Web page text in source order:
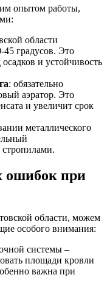
опытом работы,
области
45 градусов. Это
и устойчивость
: обязательно
аэратор. Это
и увеличит срок
металлического
ошибок при
области, можем
особого внимания:
системы –
площади кровли
важна при